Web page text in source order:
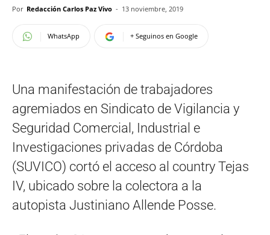
Por Redacción Carlos Paz Vivo - 13 noviembre, 2019
WhatsApp + Seguinos en Google
Una manifestación de trabajadores
agremiados en Sindicato de Vigilancia y
Seguridad Comercial, Industrial e
Investigaciones privadas de Córdoba
(SUVICO) cortó el acceso al country Tejas
IV, ubicado sobre la colectora a la
autopista Justiniano Allende Posse.